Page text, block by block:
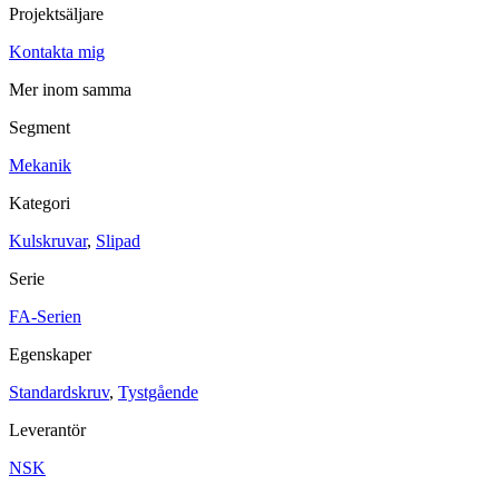
LjusridåerLjustorn
Varningsljud
Varningsljus
Övrigt
KablageESD / Antistatutrustning
Projektsäljare
Kontakta mig
Mer inom samma
Segment
Mekanik
Kategori
Kulskruvar, Slipad
Serie
FA-Serien
Egenskaper
Standardskruv, Tystgående
Leverantör
NSK